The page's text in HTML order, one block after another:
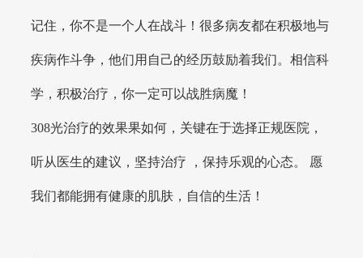
记住，你不是一个人在战斗！很多病友都在积极地与
疾病作斗争，他们用自己的经历鼓励着我们。相信科
学，积极治疗，你一定可以战胜病魔！
308光治疗的效果果如何，关键在于选择正规医院，
听从医生的建议，坚持治疗 ，保持乐观的心态。 愿
我们都能拥有健康的肌肤，自信的生活！